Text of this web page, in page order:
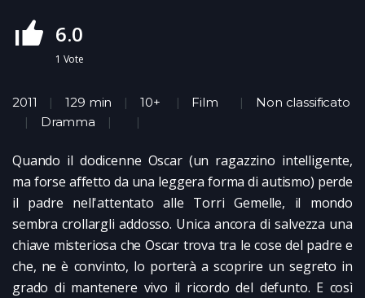
6.0
1 Vote
2011 129 min 10+ Film
Non classificato
Dramma
Quando il dodicenne Oscar (un ragazzino intelligente,
ma forse affetto da una leggera forma di autismo) perde
il padre nell'attentato alle Torri Gemelle, il mondo
sembra crollargli addosso. Unica ancora di salvezza una
chiave misteriosa che Oscar trova tra le cose del padre e
che, ne è convinto, lo porterà a scoprire un segreto in
grado di mantenere vivo il ricordo del defunto. E così